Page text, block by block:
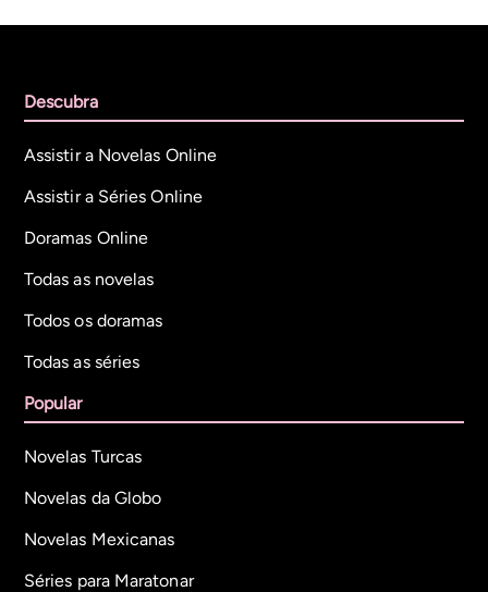
Descubra
Assistir a Novelas Online
Assistir a Séries Online
Doramas Online
Todas as novelas
Todos os doramas
Todas as séries
Popular
Novelas Turcas
Novelas da Globo
Novelas Mexicanas
Séries para Maratonar